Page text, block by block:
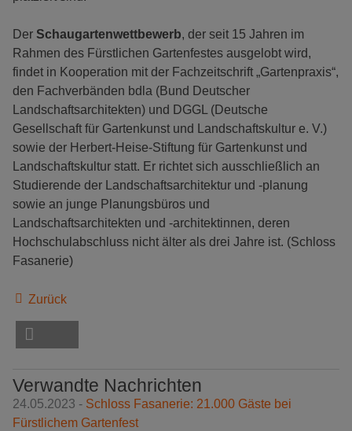
Der Schaugartenwettbewerb, der seit 15 Jahren im
Rahmen des Fürstlichen Gartenfestes ausgelobt wird,
findet in Kooperation mit der Fachzeitschrift „Gartenpraxis“,
den Fachverbänden bdla (Bund Deutscher
Landschaftsarchitekten) und DGGL (Deutsche
Gesellschaft für Gartenkunst und Landschaftskultur e. V.)
sowie der Herbert-Heise-Stiftung für Gartenkunst und
Landschaftskultur statt. Er richtet sich ausschließlich an
Studierende der Landschaftsarchitektur und -planung
sowie an junge Planungsbüros und
Landschaftsarchitekten und -architektinnen, deren
Hochschulabschluss nicht älter als drei Jahre ist. (Schloss
Fasanerie)
Zurück
Verwandte Nachrichten
24.05.2023 - Schloss Fasanerie: 21.000 Gäste bei
Fürstlichem Gartenfest